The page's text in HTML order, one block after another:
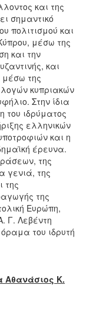
και της
σημαντικό
πολιτισμού και
μέσω της
και την
και
μέσω της
κυπριακών
Στην ίδια
του ιδρύματος
ελληνικών
και η
έρευνα.
της
γενιά, της
της
της
Ευρώπη,
Γ. Λεβέντη
του ιδρυτή
Αθανάσιος Κ.